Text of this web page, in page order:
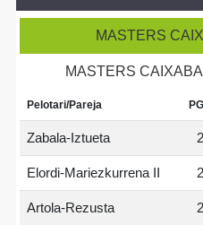
MASTERS
MASTERS
Pelotari/Pareja PG
Zabala-Iztueta 2
Elordi-Mariezkurrena II 2
Artola-Rezusta 2